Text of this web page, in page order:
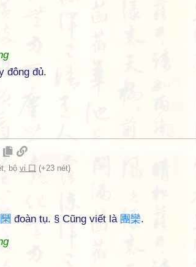
đông đủ.
bộ vi 囗 (+23 nét)
圞 đoàn tụ. § Cũng viết là 團欒.